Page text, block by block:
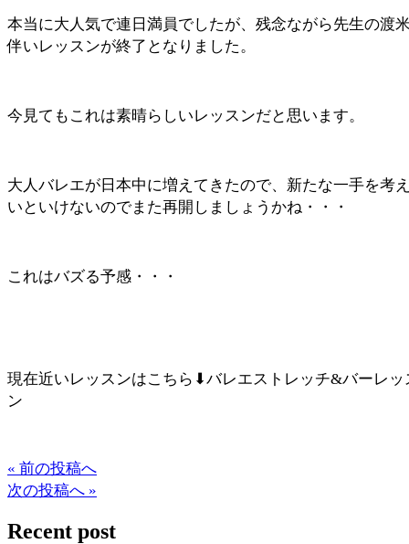
本当に大人気で連日満員でしたが、残念ながら先生の渡
伴いレッスンが終了となりました。
今見てもこれは素晴らしいレッスンだと思います。
大人バレエが日本中に増えてきたので、新たな一手を考
いといけないのでまた再開しましょうかね・・・
これはバズる予感・・・
現在近いレッスンはこちら⬇︎バレエストレッチ&バーレッ
ン
« 前の投稿へ
次の投稿へ »
Recent post